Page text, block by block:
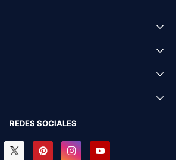
REDES SOCIALES